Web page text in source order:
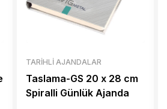
TARIHLI AJANDALAR
Taslama-GS 20 x 28 cm
Spiralli Günlük Ajanda